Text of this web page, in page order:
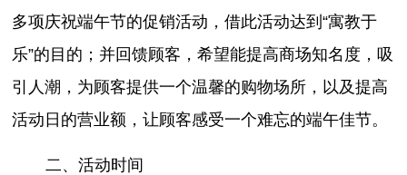
多项庆祝端午节的促销活动，借此活动达到“寓教于
乐”的目的；并回馈顾客，希望能提高商场知名度，吸
引人潮，为顾客提供一个温馨的购物场所，以及提高
活动日的营业额，让顾客感受一个难忘的端午佳节。
二、活动时间